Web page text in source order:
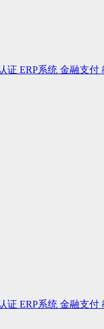
证 ERP系统 金融支付
证 ERP系统 金融支付